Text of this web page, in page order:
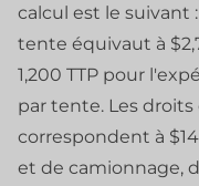
calcul est le suivant
tente équivaut à
1,200 TTP pour
par tente. Les
correspondent à
et de camionnage,